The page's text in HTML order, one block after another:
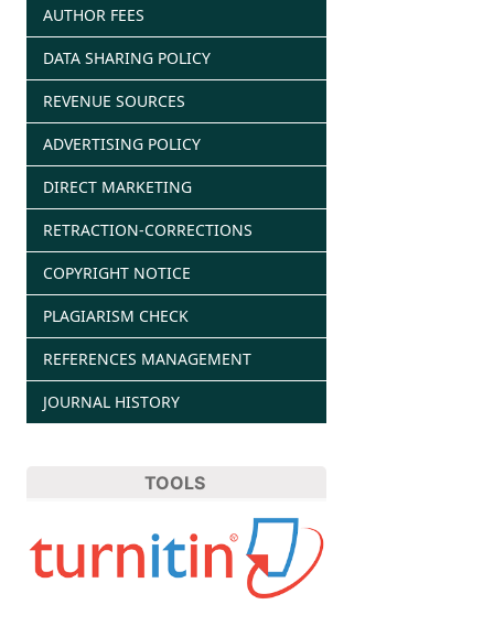
AUTHOR FEES
DATA SHARING POLICY
REVENUE SOURCES
ADVERTISING POLICY
DIRECT MARKETING
RETRACTION-CORRECTIONS
COPYRIGHT NOTICE
PLAGIARISM CHECK
REFERENCES MANAGEMENT
JOURNAL HISTORY
TOOLS